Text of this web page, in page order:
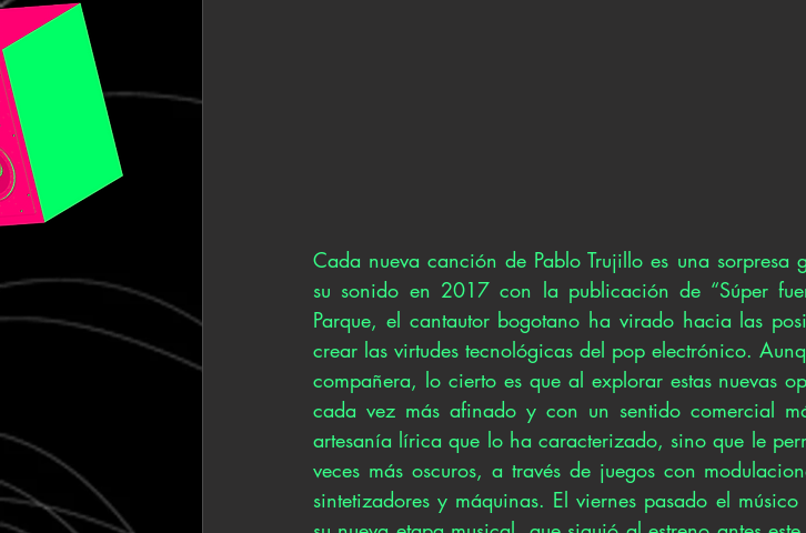
Cada nueva canción de Pablo Trujillo es una sorpresa
su sonido en 2017 con la publicación de “Súper
Parque, el cantautor bogotano ha virado hacia las
crear las virtudes tecnológicas del pop electrónico.
compañera, lo cierto es que al explorar estas nuevas
cada vez más afinado y con un sentido comercial
artesanía lírica que lo ha caracterizado, sino que le
veces más oscuros, a través de juegos con
sintetizadores y máquinas. El viernes pasado el